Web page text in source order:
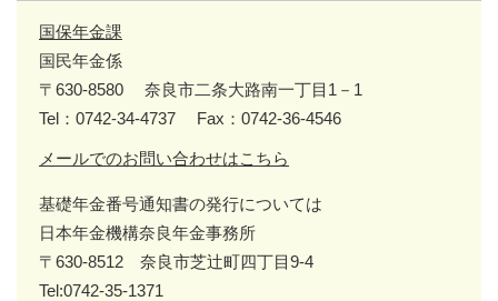
国保年金課
国民年金係
〒630-8580
奈良市二条大路南一丁目1－1
Tel：0742-34-4737
Fax：0742-36-4546
メールでのお問い合わせはこちら
基礎年金番号通知書の発行については
日本年金機構奈良年金事務所
〒630-8512 奈良市芝辻町四丁目9-4
Tel:0742-35-1371